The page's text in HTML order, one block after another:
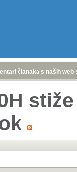
članaka s naših web